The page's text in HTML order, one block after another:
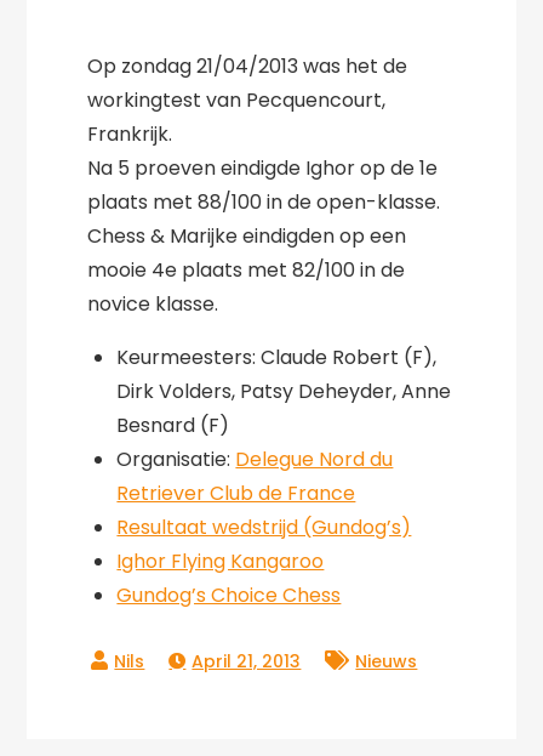
Op zondag 21/04/2013 was het de
workingtest van Pecquencourt,
Frankrijk.
Na 5 proeven eindigde Ighor op de 1e
plaats met 88/100 in de open-klasse.
Chess & Marijke eindigden op een
mooie 4e plaats met 82/100 in de
novice klasse.
Keurmeesters: Claude Robert (F),
Dirk Volders, Patsy Deheyder, Anne
Besnard (F)
Organisatie: Delegue Nord du
Retriever Club de France
Resultaat wedstrijd (Gundog’s)
Ighor Flying Kangaroo
Gundog’s Choice Chess
April 21, 2013 Nieuws